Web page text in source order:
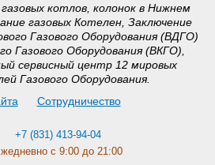
котлов, колонок в Нижнем
газовых Котелен, Заключение
Газового Оборудования (ВДГО)
Газового Оборудования (ВКГО),
сервисный центр 12 мировых
Газового Оборудования.
Сотрудничество
+7 (831) 413-94-04
с 9:00 до 21:00